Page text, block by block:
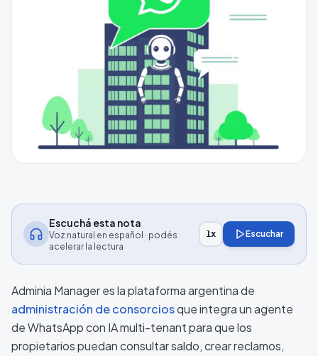
Escuchá esta nota
Voz natural en español · podés
acelerar la lectura
1x Escuchar
Adminia Manager es la plataforma argentina de
administración de consorciosque integra un agente
de WhatsApp con IA multi-tenant para que los
propietarios puedan consultar saldo, crear reclamos,